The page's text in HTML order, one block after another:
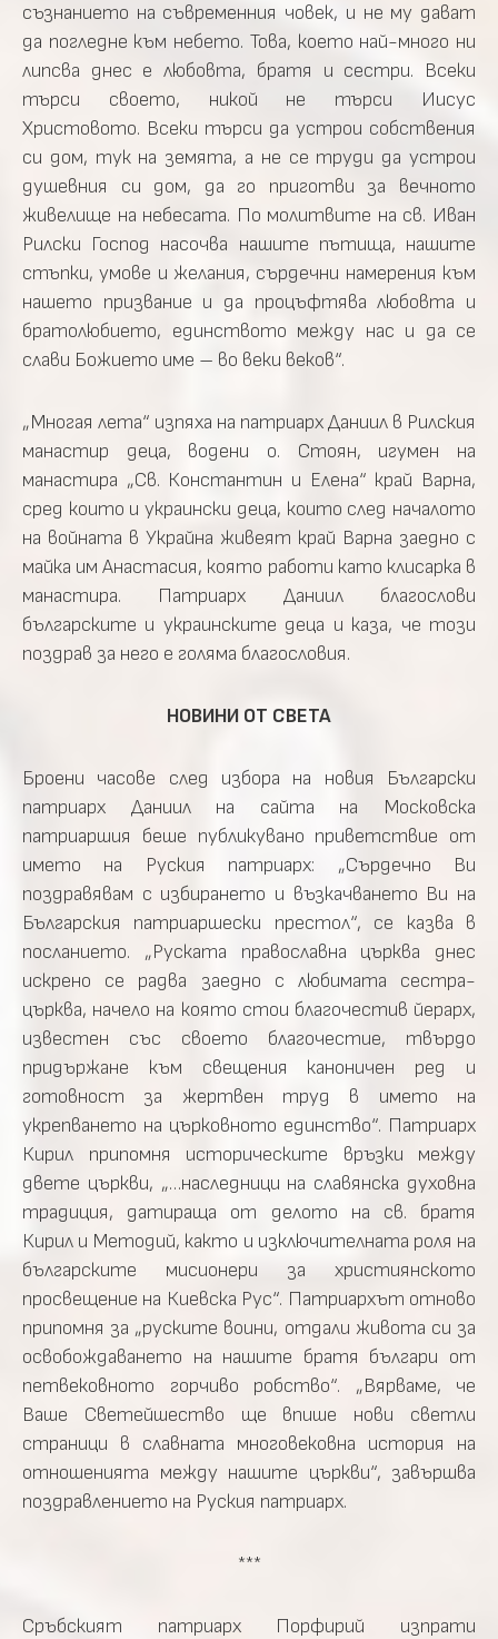
съзнанието на съвременния човек, и не му дават
да погледне към небето. Това, което най-много ни
липсва днес е любовта, братя и сестри. Всеки
търси своето, никой не търси Иисус
Христовото. Всеки търси да устрои собствения
си дом, тук на земята, а не се труди да устрои
душевния си дом, да го приготви за вечното
живелище на небесата. По молитвите на св. Иван
Рилски Господ насочва нашите пътища, нашите
стъпки, умове и желания, сърдечни намерения към
нашето призвание и да процъфтява любовта и
братолюбието, единството между нас и да се
слави Божието име – во веки веков“.
„Многая лета“ изпяха на патриарх Даниил в Рилския
манастир деца, водени о. Стоян, игумен на
манастира „Св. Константин и Елена“ край Варна,
сред които и украински деца, които след началото
на войната в Украйна живеят край Варна заедно с
майка им Анастасия, която работи като клисарка в
манастира. Патриарх Даниил благослови
българските и украинските деца и каза, че този
поздрав за него е голяма благословия.
НОВИНИ ОТ СВЕТА
Броени часове след избора на новия Български
патриарх Даниил на сайта на Московска
патриаршия беше публикувано приветствие от
името на Руския патриарх: „Сърдечно Ви
поздравявам с избирането и възкачването Ви на
Българския патриаршески престол“, се казва в
посланието. „Руската православна църква днес
искрено се радва заедно с любимата сестра-
църква, начело на която стои благочестив йерарх,
известен със своето благочестие, твърдо
придържане към свещения каноничен ред и
готовност за жертвен труд в името на
укрепването на църковното единство“. Патриарх
Кирил припомня историческите връзки между
двете църкви, „…наследници на славянска духовна
традиция, датираща от делото на св. братя
Кирил и Методий, както и изключителната роля на
българските мисионери за християнското
просвещение на Киевска Рус“. Патриархът отново
припомня за „руските воини, отдали живота си за
освобождаването на нашите братя българи от
петвековното горчиво робство“. „Вярваме, че
Ваше Светейшество ще впише нови светли
страници в славната многовековна история на
отношенията между нашите църкви“, завършва
поздравлението на Руския патриарх.
***
Сръбският патриарх Порфирий изпрати